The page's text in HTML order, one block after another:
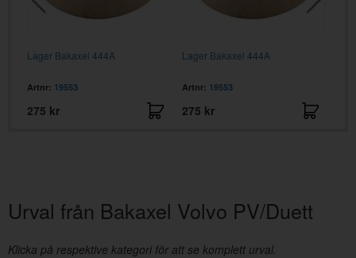
Lager Bakaxel 444A
Artnr: 19553
275 kr
Lager Bakaxel 444A
Artnr: 19553
275 kr
Urval från Bakaxel Volvo PV/Duett
Klicka på respektive kategori för att se komplett urval.